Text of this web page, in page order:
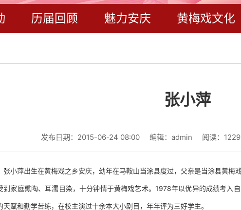
历届回顾 魅力安庆 黄梅戏文化
张小萍
发布日期：2015-06-24 08:00 编辑：admin 阅读：
小萍出生在黄梅戏之乡安庆，幼年在马鞍山当涂县度过，父亲是当涂县黄梅
到家庭熏陶、耳濡目染，十分钟情于黄梅戏艺术。1978年以优异的成绩考入
天赋和勤学苦练，在校主演过十余本大小剧目，年年评为三好学生。